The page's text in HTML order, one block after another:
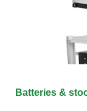
Batteries &